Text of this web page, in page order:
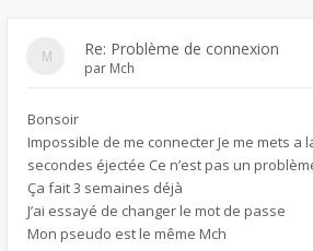
Re: Problème de connexion
par Mch
Bonsoir
Impossible de me connecter Je me mets a
secondes éjectée Ce n’est pas un
Ça fait 3 semaines déjà
J’ai essayé de changer le mot de passe
Mon pseudo est le même Mch